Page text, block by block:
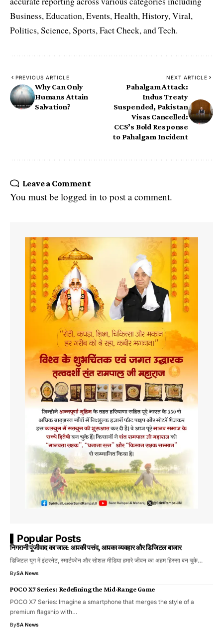
Business, Education, Events, Health, History, Viral,
Politics, Science, Sports, Fact Check, and Tech.
PREVIOUS ARTICLE
Why Can Only
Humans Attain
Salvation?
NEXT ARTICLE
Pahalgam Attack:
Indus Treaty
Suspended, Pakistan
Visas Cancelled:
CCS’s Bold Response
to Pahalgam Incident
Leave a Comment
You must be logged in to post a comment.
Popular Posts
निगरानी पूंजीवाद का जाल: आपकी पसंद, आपका व्यवहार और डिजिटल बाजार
डिजिटल युग में इंटरनेट, स्मार्टफोन और सोशल मीडिया हमारे जीवन का अहम हिस्सा बन चुके…
BySA News
POCO X7 Series: Redefining the Mid-Range Game
POCO X7 Series: Imagine a smartphone that merges the style of a
premium flagship with…
BySA News